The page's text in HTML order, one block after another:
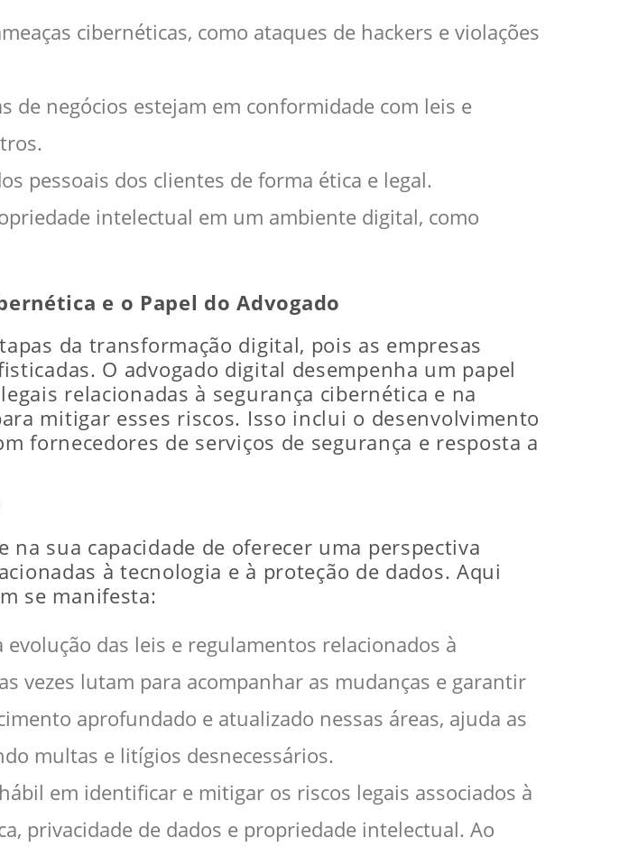
cibernéticas, como ataques de hackers e violações
de negócios estejam em conformidade com leis e
pessoais dos clientes de forma ética e legal.
intelectual em um ambiente digital, como
e o Papel do Advogado
da transformação digital, pois as empresas
O advogado digital desempenha um papel
relacionadas à segurança cibernética e na
mitigar esses riscos. Isso inclui o desenvolvimento
fornecedores de serviços de segurança e resposta a
sua capacidade de oferecer uma perspectiva
à tecnologia e à proteção de dados. Aqui
se manifesta:
evolução das leis e regulamentos relacionados à
vezes lutam para acompanhar as mudanças e garantir
aprofundado e atualizado nessas áreas, ajuda as
multas e litígios desnecessários.
em identificar e mitigar os riscos legais associados à
privacidade de dados e propriedade intelectual. Ao